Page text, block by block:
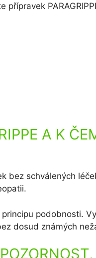
A K
bez schválených
podobnosti.
dosud známých